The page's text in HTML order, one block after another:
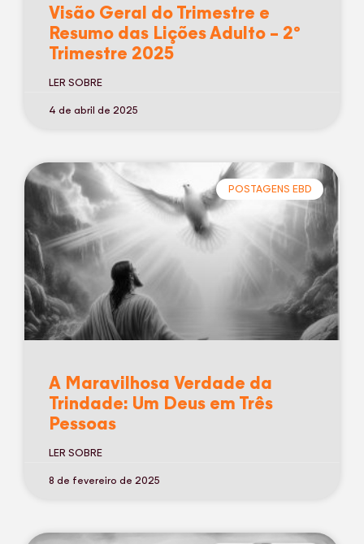
Visão Geral do Trimestre e
Resumo das Lições Adulto – 2º
Trimestre 2025
LER SOBRE
4 de abril de 2025
POSTAGENS EBD
A Maravilhosa Verdade da
Trindade: Um Deus em Três
Pessoas
LER SOBRE
8 de fevereiro de 2025